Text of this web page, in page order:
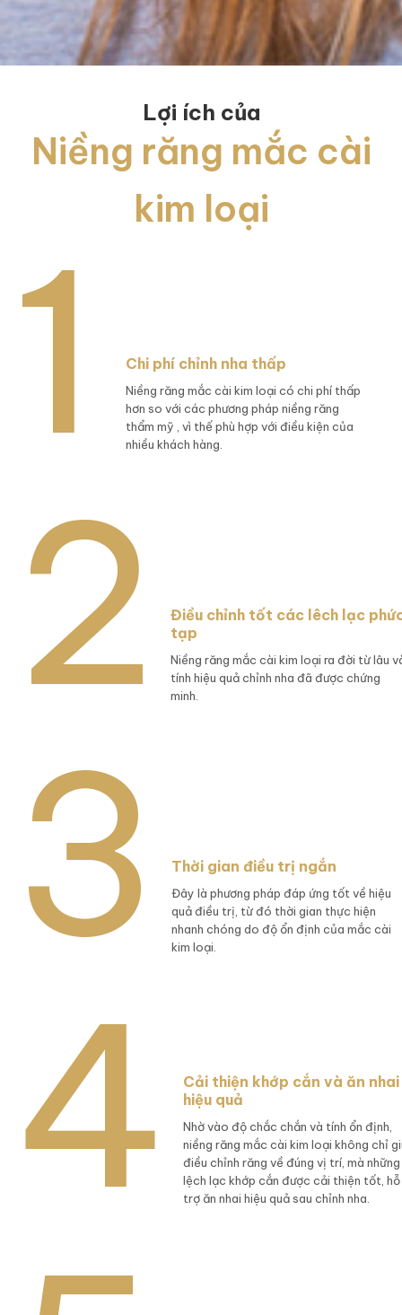
Lợi ích của
Niềng răng mắc cài
kim loại
Chi phí chỉnh nha thấp
Niềng răng mắc cài kim loại có chi phí thấp
hơn so với các phương pháp niềng răng
thẩm mỹ , vì thế phù hợp với điều kiện của
nhiều khách hàng.
Điều chỉnh tốt các lêch lạc
tạp
Niềng răng mắc cài kim loại ra đời từ lâu
tính hiệu quả chỉnh nha đã được chứng
minh.
Thời gian điều trị ngắn
Đây là phương pháp đáp ứng tốt về hiệu
quả điều trị, từ đó thời gian thực hiện
nhanh chóng do độ ổn định của mắc cài
kim loại.
Cải thiện khớp cắn và ăn nhai
hiệu quả
Nhờ vào độ chắc chắn và tính ổn định,
niềng răng mắc cài kim loại không chỉ
điều chỉnh răng về đúng vị trí, mà những
lệch lạc khớp cắn được cải thiện tốt, hỗ
trợ ăn nhai hiệu quả sau chỉnh nha.